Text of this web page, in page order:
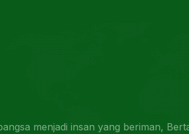
menjadi insan yang beriman,